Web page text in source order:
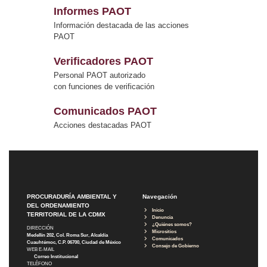
Informes PAOT
Información destacada de las acciones
PAOT
Verificadores PAOT
Personal PAOT autorizado
con funciones de verificación
Comunicados PAOT
Acciones destacadas PAOT
PROCURADURÍA AMBIENTAL Y
DEL ORDENAMIENTO
TERRITORIAL DE LA CDMX
DIRECCIÓN
Medellín 202, Col. Roma Sur, Alcaldía
Cuauhtémoc, C.P. 06700, Ciudad de México
WEB E-MAIL
Correo Institucional
TELÉFONO
Navegación
Inicio
Denuncia
¿Quiénes somos?
Micrositios
Comunicados
Consejo de Gobierno